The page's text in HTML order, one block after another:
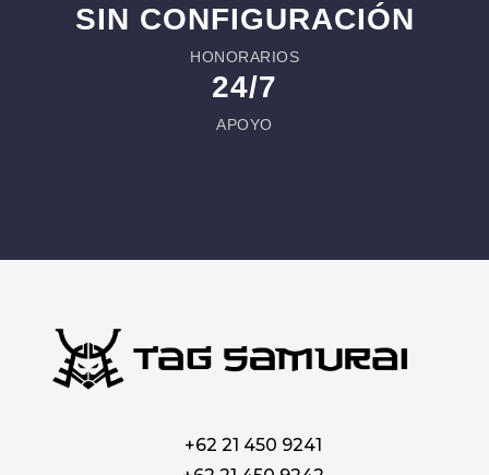
SIN CONFIGURACIÓN
HONORARIOS
24/7
APOYO
+62 21 450 9241